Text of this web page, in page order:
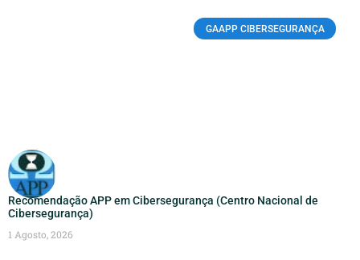
GAAPP CIBERSEGURANÇA
Recomendação APP em Cibersegurança (Centro Nacional de
Cibersegurança)
1 Agosto, 2026